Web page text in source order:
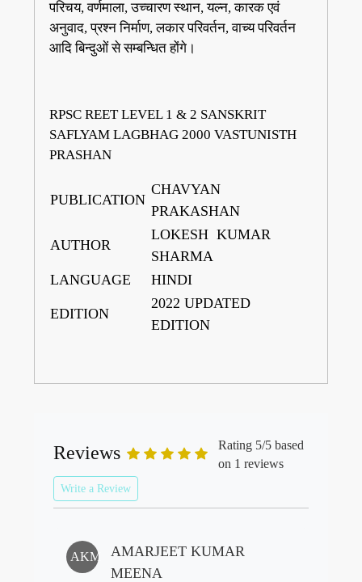
परिचय, वर्णमाला, उच्चारण स्थान, यल्न, कारक एवं
अनुवाद, प्रश्न निर्माण, लकार परिवर्तन, वाच्य परिवर्तन
आदि बिन्दुओं से सम्बन्धित होंगे।
RPSC REET LEVEL 1 & 2 SANSKRIT
SAFLYAM LAGBHAG 2000 VASTUNISTH
PRASHAN
PUBLICATION
CHAVYAN
PRAKASHAN
AUTHOR
LOKESH KUMAR
SHARMA
LANGUAGE
HINDI
EDITION
2022 UPDATED
EDITION
Reviews
Rating 5/5 based
on 1 reviews
Write a Review
AKM
AMARJEET KUMAR
MEENA